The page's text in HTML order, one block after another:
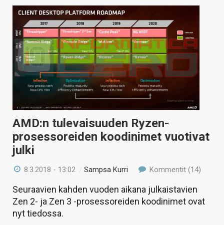
AMD:n tulevaisuuden Ryzen-
prosessoreiden koodinimet vuotivat
julki
8.3.2018 - 13:02 /Sampsa Kurri Kommentit (14)
Seuraavien kahden vuoden aikana julkaistavien
Zen 2- ja Zen 3 -prosessoreiden koodinimet ovat
nyt tiedossa.